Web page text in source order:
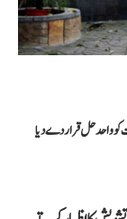
کو واحد حل قرار دے دیا